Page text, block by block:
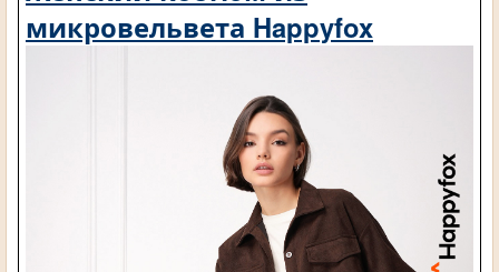
микровельвета Happyfox